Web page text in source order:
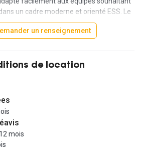
un cadre moderne et orienté ESS. Le
sans supplément, selon la configuration
accèdent à un ensemble
équipées, cuisine commune, terrasse
sanitaires, et plusieurs zones
ou le travail informel. L’ambiance est
portée par une diversité d’acteurs.
commerces, cafés, restaurants
se fait facilement via les transports
(Porte de Bagnolet ligne 3 et Porte de
(arrêt Marie de Miribel) et plusieurs
un renseignement
de location
mois